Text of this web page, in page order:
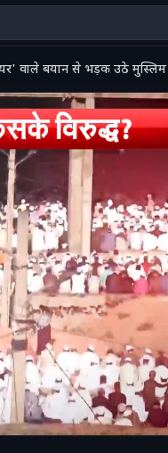
वाले बयान से भड़क उठे